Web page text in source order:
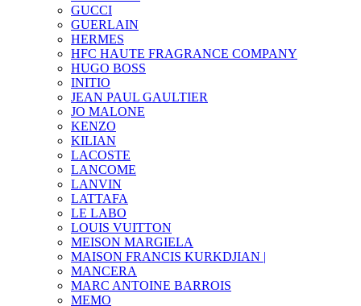
GUCCI
GUERLAIN
HERMES
HFC HAUTE FRAGRANCE COMPANY
HUGO BOSS
INITIO
JEAN PAUL GAULTIER
JO MALONE
KENZO
KILIAN
LACOSTE
LANCOME
LANVIN
LATTAFA
LE LABO
LOUIS VUITTON
MEISON MARGIELA
MAISON FRANCIS KURKDJIAN |
MANCERA
MARC ANTOINE BARROIS
MEMO